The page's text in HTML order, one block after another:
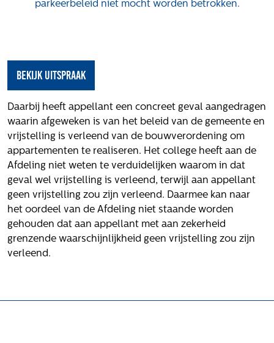
Actueel
Nieuws
Blogs
Uitspraken
Werken bij
Vacatures
Contact
Klachten
parkeerbeleid niet mocht worden betrokken.
bekijk uitspraak
Daarbij heeft appellant een concreet geval aangedragen
waarin afgeweken is van het beleid van de gemeente en
vrijstelling is verleend van de bouwverordening om
appartementen te realiseren. Het college heeft aan de
Afdeling niet weten te verduidelijken waarom in dat
geval wel vrijstelling is verleend, terwijl aan appellant
geen vrijstelling zou zijn verleend. Daarmee kan naar
het oordeel van de Afdeling niet staande worden
gehouden dat aan appellant met aan zekerheid
grenzende waarschijnlijkheid geen vrijstelling zou zijn
verleend.